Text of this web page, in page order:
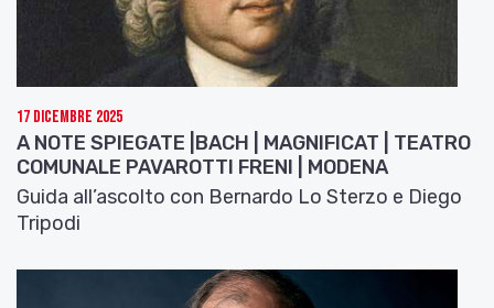
17 Dicembre 2025
A NOTE SPIEGATE |BACH | MAGNIFICAT | TEATRO
COMUNALE PAVAROTTI FRENI | MODENA
Guida all’ascolto con Bernardo Lo Sterzo e Diego
Tripodi